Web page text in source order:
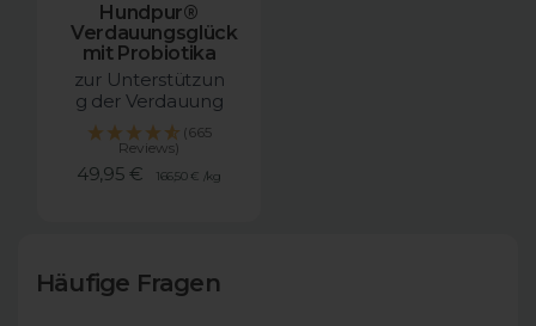
Hundpur®
Verdauungsglück
mit Probiotika
zur Unterstützun
g der Verdauung
(665
Reviews)
Angebotspreis
49,95 € 166,50 € /kg
Häufige Fragen